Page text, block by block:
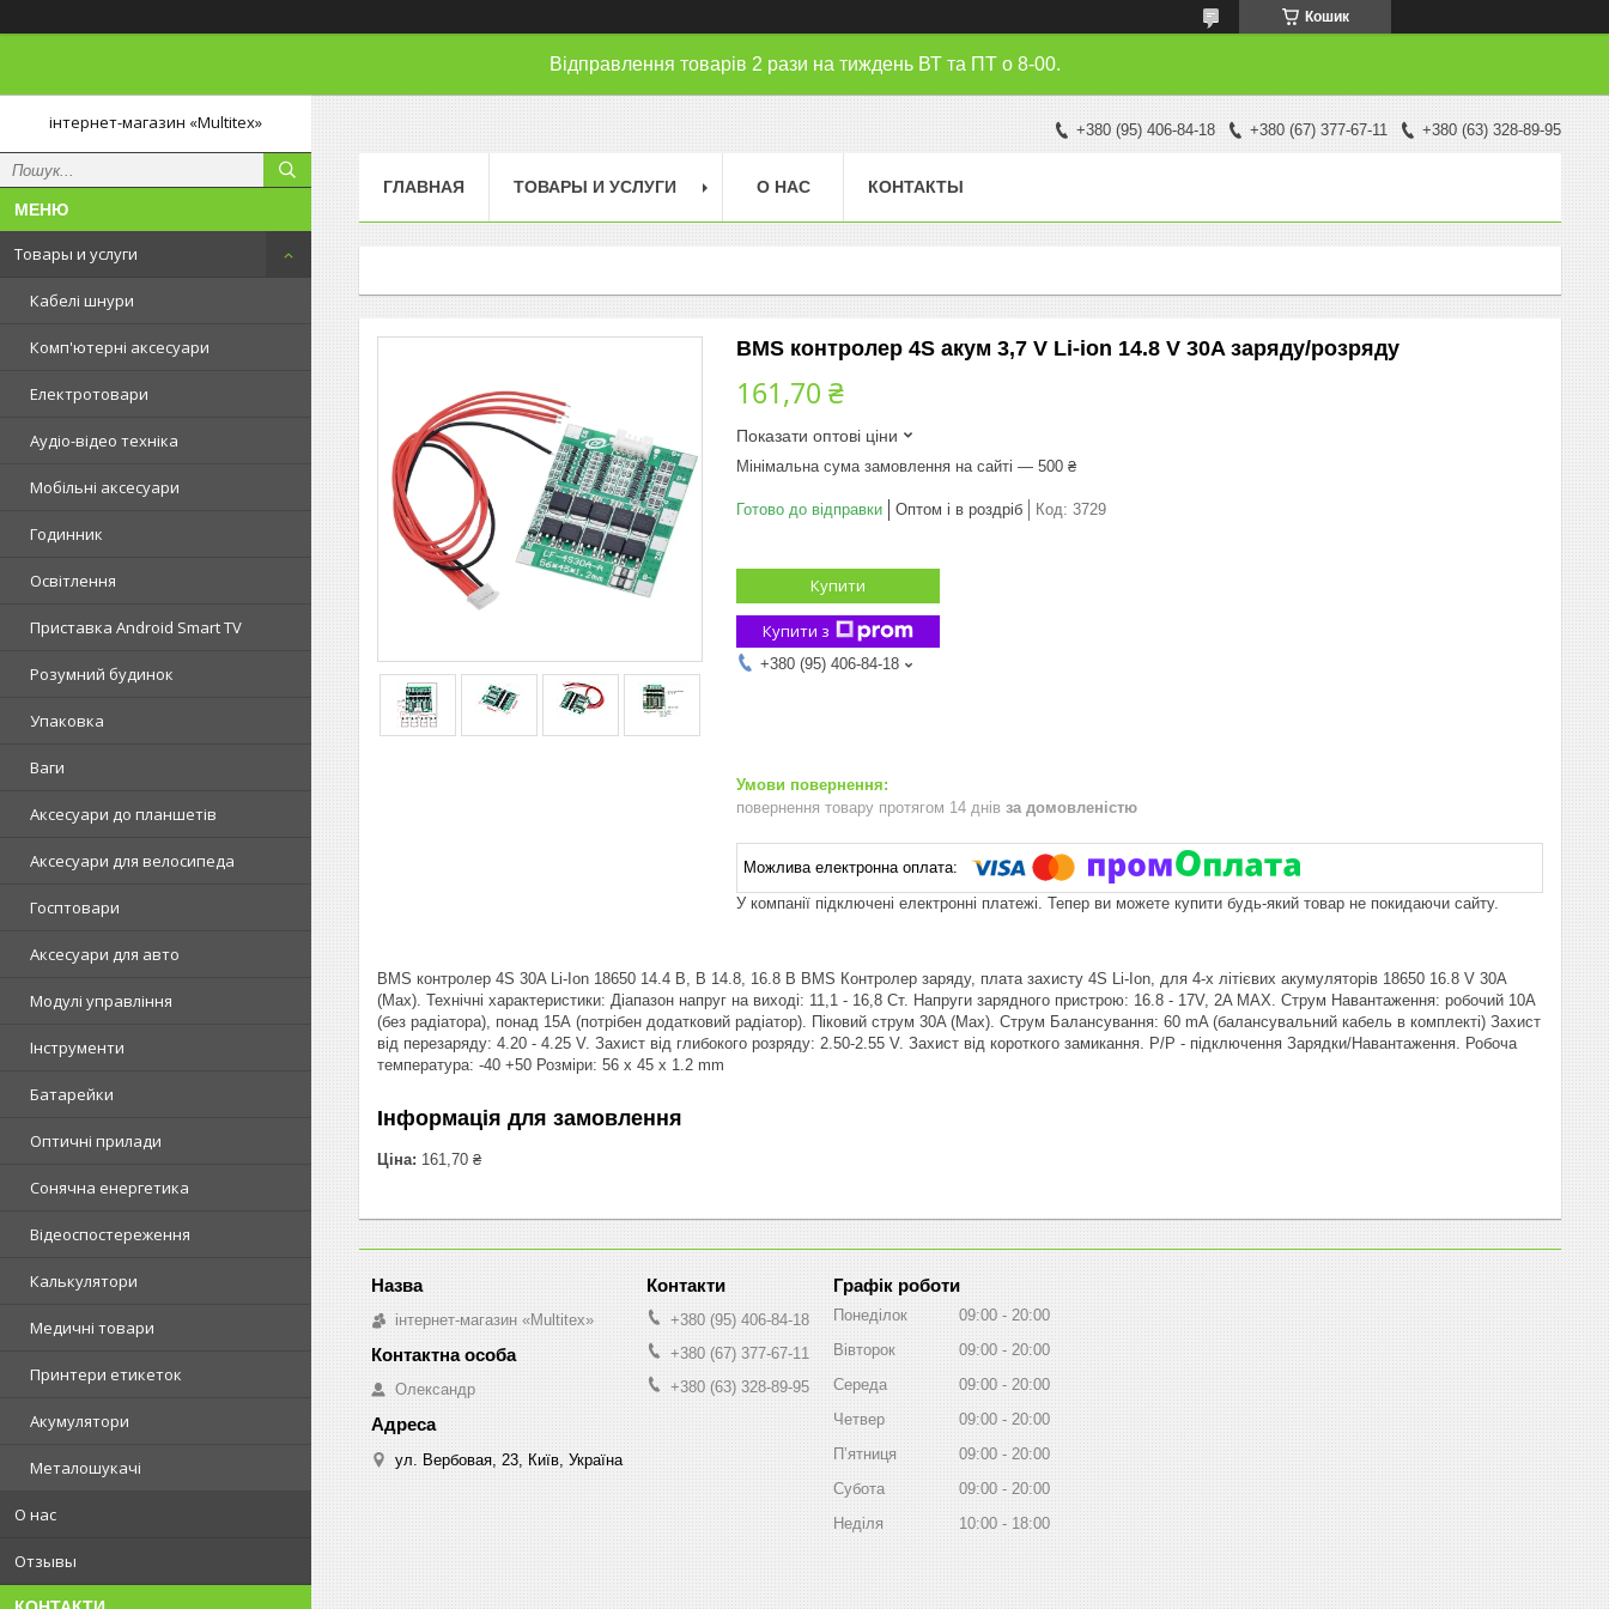
Кошик
Відправлення товарів 2 рази на тиждень ВТ та ПТ о 8-00.
інтернет-магазин «Multitex»
Товары и услуги
Кабелі шнури
Комп'ютерні аксесуари
Електротовари
Аудіо-відео техніка
Мобільні аксесуари
Годинник
Освітлення
Приставка Android Smart TV
Розумний будинок
Упаковка
Ваги
Аксесуари до планшетів
Аксесуари для велосипеда
Госптовари
Аксесуари для авто
Модулі управління
Інструменти
Батарейки
Оптичні прилади
Сонячна енергетика
Відеоспостереження
Калькулятори
Медичні товари
Принтери етикеток
Акумулятори
Металошукачі
О нас
Отзывы
+380 (95) 406-84-18 +380 (67) 377-67-11 +380 (63) 328-89-95
ГЛАВНАЯ ТОВАРЫ И УСЛУГИ О НАС КОНТАКТЫ
BMS контролер 4S акум 3,7 V Li-ion 14.8 V 30A заряду/розряду
161,70 ₴
Показати оптові ціни
Мінімальна сума замовлення на сайті — 500 ₴
Готово до відправки Оптом і в роздріб Код: 3729
Купити
Купити з
+380 (95) 406-84-18
повернення товару протягом 14 днів за домовленістю
У компанії підключені електронні платежі. Тепер ви можете купити будь-який товар не покидаючи сайту.
BMS контролер 4S 30A Li-Ion 18650 14.4 В, В 14.8, 16.8 В BMS Контролер заряду, плата захисту 4S Li-Ion, для 4-х літієвих акумуляторів 18650 16.8 V 30A
(Max). Технічні характеристики: Діапазон напруг на виході: 11,1 - 16,8 Ст. Напруги зарядного пристрою: 16.8 - 17V, 2A MAX. Струм Навантаження: робочий 10А
(без радіатора), понад 15А (потрібен додатковий радіатор). Піковий струм 30A (Max). Струм Балансування: 60 mA (балансувальний кабель в комплекті) Захист
від перезаряду: 4.20 - 4.25 V. Захист від глибокого розряду: 2.50-2.55 V. Захист від короткого замикання. P/P - підключення Зарядки/Навантаження. Робоча
температура: -40 +50 Розміри: 56 x 45 x 1.2 mm
Інформація для замовлення
Ціна: 161,70 ₴
інтернет-магазин «Multitex»
Олександр
ул. Вербовая, 23, Київ, Україна
+380 (95) 406-84-18
+380 (67) 377-67-11
+380 (63) 328-89-95
Графік роботи
Понеділок 09:00
20:00
Вівторок
09:00
20:00
Середа
09:00
20:00
Четвер
09:00
20:00
Пʼятниця
09:00
20:00
Субота
09:00
20:00
Неділя
10:00 18:00